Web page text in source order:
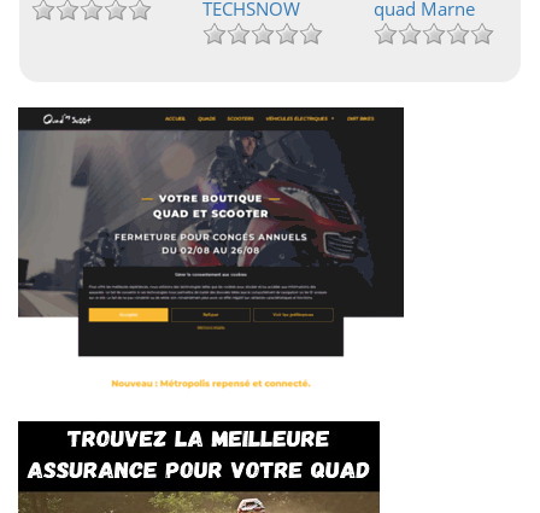
TECHSNOW
quad Marne